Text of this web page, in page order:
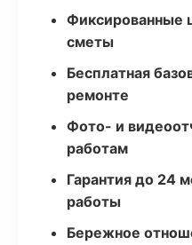
Фиксированные
сметы
Бесплатная
ремонте
Фото- и
работам
Гарантия до 24
работы
Бережное